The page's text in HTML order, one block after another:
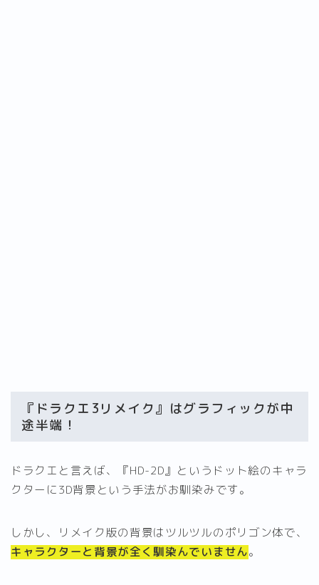
『ドラクエ3リメイク』はグラフィックが中
途半端！
ドラクエと言えば、『HD-2D』というドット絵のキャラ
クターに3D背景という手法がお馴染みです。
しかし、リメイク版の背景はツルツルのポリゴン体で、
キャラクターと背景が全く馴染んでいません。